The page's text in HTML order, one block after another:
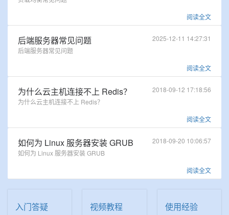
阅读全文
后端服务器常见问题
后端服务器常见问题
阅读全文
2025-12-11 14:27:31
为什么云主机连接不上 Redis？
为什么云主机连接不上 Redis？
阅读全文
2018-09-12 17:18:56
如何为 Linux 服务器安装 GRUB
如何为 Linux 服务器安装 GRUB
阅读全文
2018-09-20 10:06:57
入门答疑 视频教程 使用经验